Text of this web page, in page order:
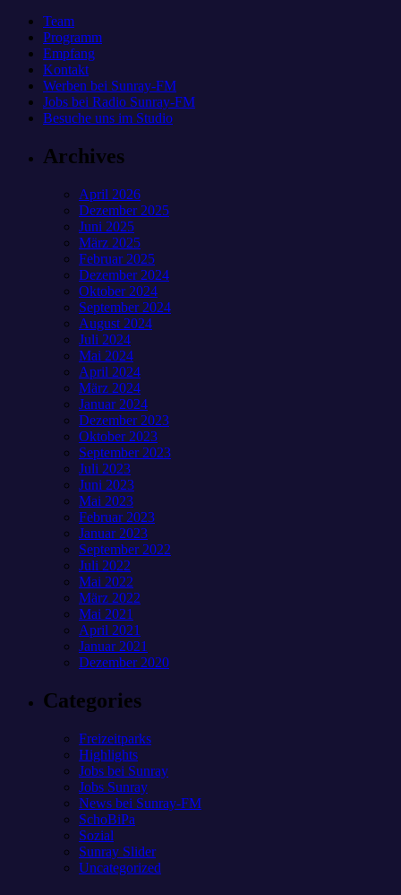
Team
Programm
Empfang
Kontakt
Werben bei Sunray-FM
Jobs bei Radio Sunray-FM
Besuche uns im Studio
Archives
April 2026
Dezember 2025
Juni 2025
März 2025
Februar 2025
Dezember 2024
Oktober 2024
September 2024
August 2024
Juli 2024
Mai 2024
April 2024
März 2024
Januar 2024
Dezember 2023
Oktober 2023
September 2023
Juli 2023
Juni 2023
Mai 2023
Februar 2023
Januar 2023
September 2022
Juli 2022
Mai 2022
März 2022
Mai 2021
April 2021
Januar 2021
Dezember 2020
Categories
Freizeitparks
Highlights
Jobs bei Sunray
Jobs Sunray
News bei Sunray-FM
SchoBiPa
Sozial
Sunray Slider
Uncategorized